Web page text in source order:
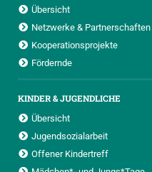
Übersicht
Netzwerke & Partnerschaften
Kooperationsprojekte
Fördernde
KINDER & JUGENDLICHE
Übersicht
Jugendsozialarbeit
Offener Kindertreff